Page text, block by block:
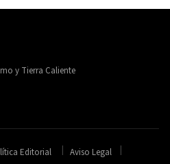
y Tierra Caliente
Editorial Aviso Legal